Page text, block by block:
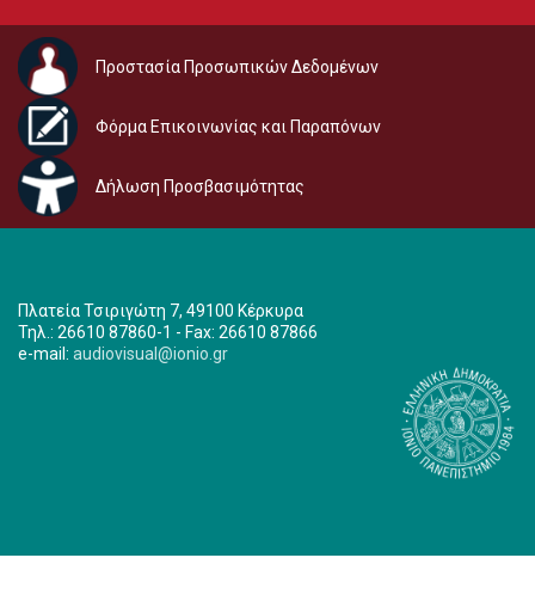
Προστασία Προσωπικών Δεδομένων
Φόρμα Επικοινωνίας και Παραπόνων
Δήλωση Προσβασιμότητας
Πλατεία Τσιριγώτη 7, 49100 Κέρκυρα
Τηλ.: 26610 87860-1 - Fax: 26610 87866
e-mail: audiovisual@ionio.gr